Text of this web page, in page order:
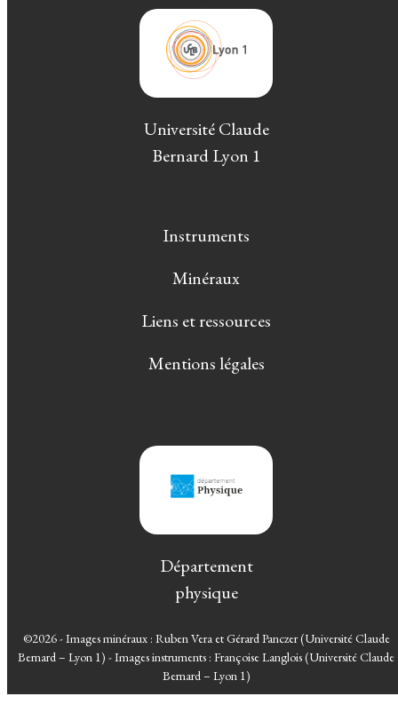
Université Claude
Bernard Lyon 1
Instruments
Minéraux
Liens et ressources
Mentions légales
Département
physique
©2026 - Images minéraux : Ruben Vera et Gérard Panczer (Université Claude
Bernard – Lyon 1) - Images instruments : Françoise Langlois (Université Claude
Bernard – Lyon 1)